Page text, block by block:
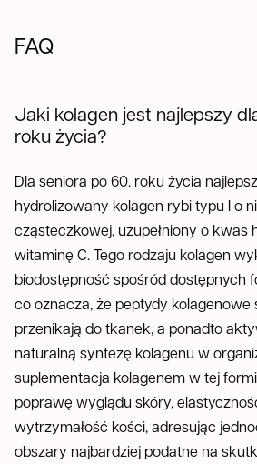
FAQ
Jaki kolagen jest najlepszy
roku życia?
Dla seniora po 60. roku życia
hydrolizowany kolagen rybi typu I o
cząsteczkowej, uzupełniony o kwas
witaminę C. Tego rodzaju kolagen
biodostępność spośród dostępnych
co oznacza, że peptydy kolagenowe
przenikają do tkanek, a ponadto
naturalną syntezę kolagenu w
suplementacja kolagenem w tej
poprawę wyglądu skóry,
wytrzymałość kości, adresując
obszary najbardziej podatne na